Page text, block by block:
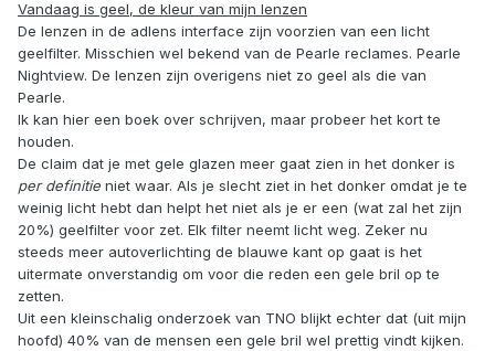
Vandaag is geel, de kleur van mijn lenzen
De lenzen in de adlens interface zijn voorzien van een licht
geelfilter. Misschien wel bekend van de Pearle reclames. Pearle
Nightview. De lenzen zijn overigens niet zo geel als die van
Pearle.
Ik kan hier een boek over schrijven, maar probeer het kort te
houden.
De claim dat je met gele glazen meer gaat zien in het donker is
per definitie niet waar. Als je slecht ziet in het donker omdat je te
weinig licht hebt dan helpt het niet als je er een (wat zal het zijn
20%) geelfilter voor zet. Elk filter neemt licht weg. Zeker nu
steeds meer autoverlichting de blauwe kant op gaat is het
uitermate onverstandig om voor die reden een gele bril op te
zetten.
Uit een kleinschalig onderzoek van TNO blijkt echter dat (uit mijn
hoofd) 40% van de mensen een gele bril wel prettig vindt kijken.